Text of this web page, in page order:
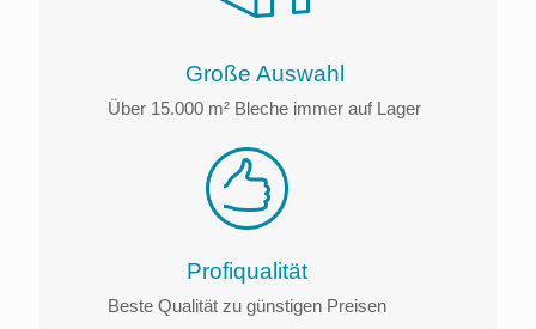
Große Auswahl
Über 15.000 m² Bleche immer auf Lager
Profiqualität
Beste Qualität zu günstigen Preisen